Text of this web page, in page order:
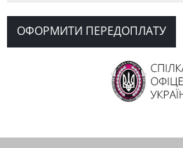
ОФОРМИТИ ПЕРЕДОПЛАТУ